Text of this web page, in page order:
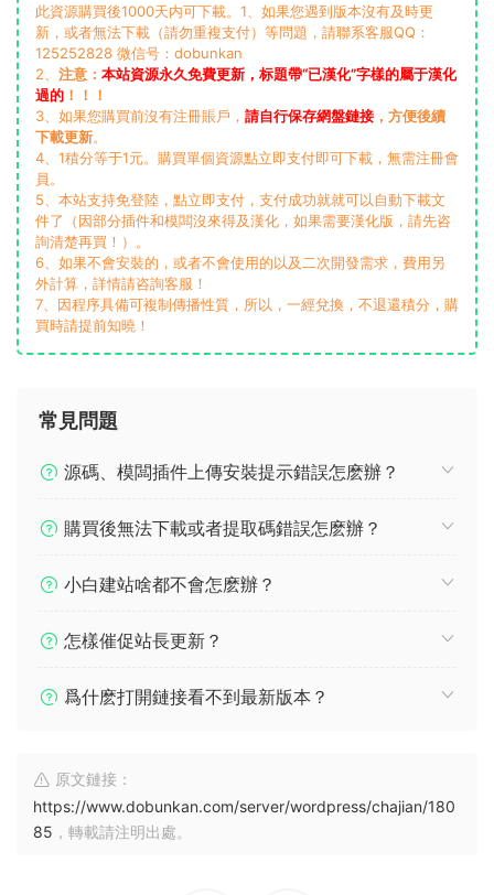
此資源購買後1000天内可下載。1、如果您遇到版本沒有及時更
新，或者無法下載（請勿重複支付）等問題，請聯系客服QQ：
125252828 微信号：dobunkan
2、 注意： 本站資源永久免費更新，标題帶“已漢化”字樣的屬于漢化
過的 ！！！
3、如果您購買前沒有注冊賬戶， 請自行保存網盤鏈接 ，方便後續
下載更新。
4、1積分等于1元。購買單個資源點立即支付即可下載，無需注冊會
員。
5、本站支持免登陸，點立即支付，支付成功就就可以自動下載文
件了（因部分插件和模闆沒來得及漢化，如果需要漢化版，請先咨
詢清楚再買！）。
6、如果不會安裝的，或者不會使用的以及二次開發需求，費用另
外計算，詳情請咨詢客服！
7、因程序具備可複制傳播性質，所以，一經兌換，不退還積分，購
買時請提前知曉！
常見問題
源碼、模闆插件上傳安裝提示錯誤怎麽辦？
購買後無法下載或者提取碼錯誤怎麽辦？
小白建站啥都不會怎麽辦？
怎樣催促站長更新？
爲什麽打開鏈接看不到最新版本？
原文鏈接：
https://www.dobunkan.com/server/wordpress/chajian/180
85 ，轉載請注明出處。